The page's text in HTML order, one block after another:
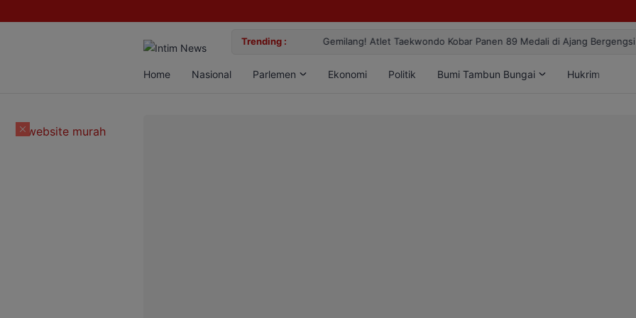
Trending : Gemilang! Atlet Taekwondo Kobar Panen 89 Medali di Ajang Bergengsi
Home Nasional Parlemen Ekonomi Politik Bumi Tambun Bungai Hukrim